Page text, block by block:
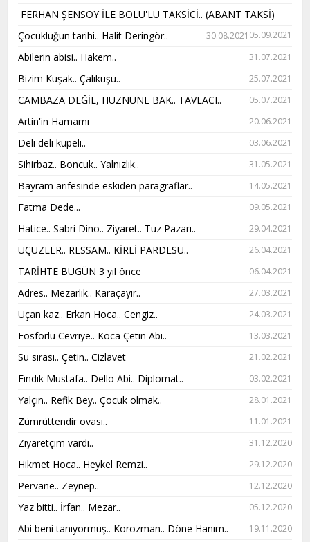
FERHAN ŞENSOY İLE BOLU'LU TAKSİCİ.. (ABANT TAKSİ)
05.09.2021
Çocukluğun tarihi.. Halit Deringör.. 30.08.2021
Abilerin abisi.. Hakem.. 31.07.2021
Bizim Kuşak.. Çalıkuşu.. 25.07.2021
CAMBAZA DEĞİL, HÜZNÜNE BAK.. TAVLACI.. 05.07.2021
Artin'in Hamamı 20.06.2021
Deli deli küpeli.. 03.06.2021
Sihirbaz.. Boncuk.. Yalnızlık.. 31.05.2021
Bayram arifesinde eskiden paragraflar.. 14.05.2021
Fatma Dede... 09.05.2021
Hatice.. Sabri Dino.. Ziyaret.. Tuz Pazarı.. 29.04.2021
ÜÇÜZLER.. RESSAM.. KİRLİ PARDESÜ.. 26.04.2021
TARİHTE BUGÜN 3 yıl önce 06.04.2021
Adres.. Mezarlık.. Karaçayır.. 27.03.2021
Uçan kaz.. Erkan Hoca.. Cengiz.. 24.03.2021
Fosforlu Cevriye.. Koca Çetin Abi.. 13.03.2021
Su sırası.. Çetin.. Cizlavet 21.02.2021
Fındık Mustafa.. Dello Abi.. Diplomat.. 03.02.2021
Yalçın.. Refik Bey.. Çocuk olmak.. 28.01.2021
Zümrüttendir ovası.. 11.01.2021
Ziyaretçim vardı.. 31.12.2020
Hikmet Hoca.. Heykel Remzi.. 29.12.2020
Pervane.. Zeynep.. 12.12.2020
Yaz bitti.. İrfan.. Mezar.. 05.12.2020
Abi beni tanıyormuş.. Korozman.. Döne Hanım.. 19.11.2020